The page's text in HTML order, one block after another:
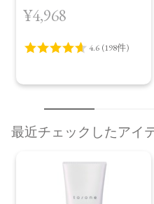
¥4,968
最近チェックしたアイ